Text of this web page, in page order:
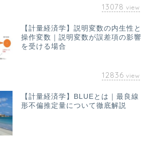
13078 view
【計量経済学】説明変数の内生性と
操作変数｜説明変数が誤差項の影響
を受ける場合
12836 view
【計量経済学】BLUEとは｜最良線
形不偏推定量について徹底解説
ホーム
オフィス海水浴について｜
山澤成康